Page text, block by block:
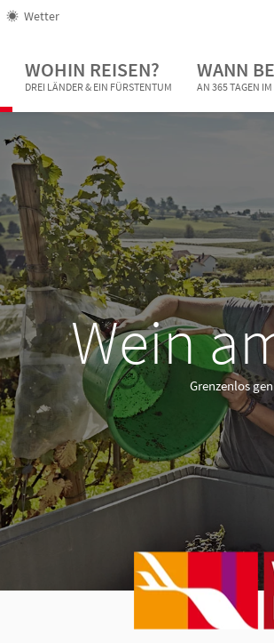
Wetter
WOHIN REISEN?
DREI LÄNDER & EIN FÜRSTENTUM
WANN
AN 365 TAGEN
Wein
Grenzenlos